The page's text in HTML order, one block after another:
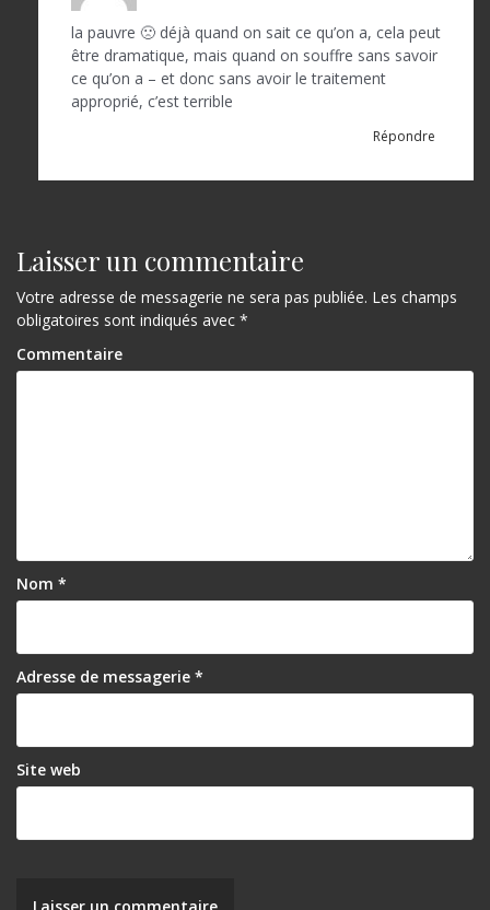
la pauvre 🙁 déjà quand on sait ce qu’on a, cela peut
être dramatique, mais quand on souffre sans savoir
ce qu’on a – et donc sans avoir le traitement
approprié, c’est terrible
Répondre
Laisser un commentaire
Votre adresse de messagerie ne sera pas publiée. Les champs
obligatoires sont indiqués avec *
Commentaire
Nom *
Adresse de messagerie *
Site web